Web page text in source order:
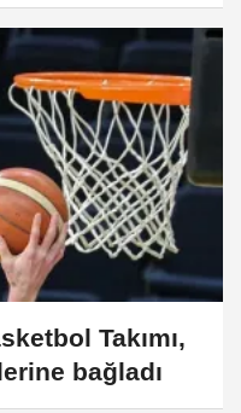
Takımı,
bağladı